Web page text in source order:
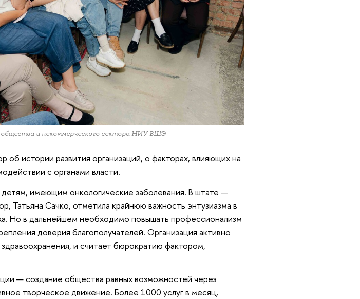
и некоммерческого сектора НИУ ВШЭ
об истории развития организаций, о факторах, влияющих на
с органами власти.
имеющим онкологические заболевания. В штате —
Татьяна Сачко, отметила крайнюю важность энтузиазма в
Но в дальнейшем необходимо повышать профессионализм
доверия благополучателей. Организация активно
и считает бюрократию фактором,
— создание общества равных возможностей через
творческое движение. Более 1000 услуг в месяц,